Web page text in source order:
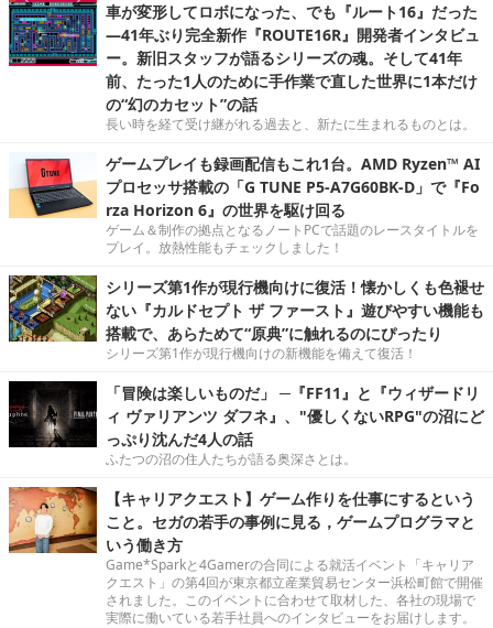
車が変形してロボになった、でも『ルート16』だった
―41年ぶり完全新作『ROUTE16R』開発者インタビュ
ー。新旧スタッフが語るシリーズの魂。そして41年
前、たった1人のために手作業で直した世界に1本だけ
の“幻のカセット”の話
長い時を経て受け継がれる過去と、新たに生まれるものとは。
ゲームプレイも録画配信もこれ1台。AMD Ryzen™ AI
プロセッサ搭載の「G TUNE P5-A7G60BK-D」で『Fo
rza Horizon 6』の世界を駆け回る
ゲーム＆制作の拠点となるノートPCで話題のレースタイトルを
プレイ。放熱性能もチェックしました！
シリーズ第1作が現行機向けに復活！懐かしくも色褪せ
ない『カルドセプト ザ ファースト』遊びやすい機能も
搭載で、あらためて“原典”に触れるのにぴったり
シリーズ第1作が現行機向けの新機能を備えて復活！
「冒険は楽しいものだ」 ─『FF11』と『ウィザードリ
ィ ヴァリアンツ ダフネ』、"優しくないRPG"の沼にど
っぷり沈んだ4人の話
ふたつの沼の住人たちが語る奥深さとは。
【キャリアクエスト】ゲーム作りを仕事にするという
こと。セガの若手の事例に見る，ゲームプログラマと
いう働き方
Game*Sparkと4Gamerの合同による就活イベント「キャリア
クエスト」の第4回が東京都立産業貿易センター浜松町館で開催
されました。このイベントに合わせて取材した、各社の現場で
実際に働いている若手社員へのインタビューをお届けします。